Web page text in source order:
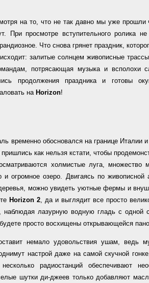
на то, что не так давно мы уже прошли
При просмотре вступительного ролика не
Что снова грянет праздник,
залитые солнцем живописные
потрясающая музыка и всполохи
продолжения праздника и готовы
на Horizon!
временно обосновался на границе Италии
как нельзя кстати, чтобы
холмистые луга, множество
и огромное озеро. Двигаясь по живописной
можно увидеть уютные фермы и
Horizon 2, да и выглядит все просто
лазурную водную гладь с одной
просто восхищены открывающейся
немало удовольствия ушам, ведь
настрой даже на самой скучной
радиостанций обеспечивают
шутки ди-джеев только добавляют